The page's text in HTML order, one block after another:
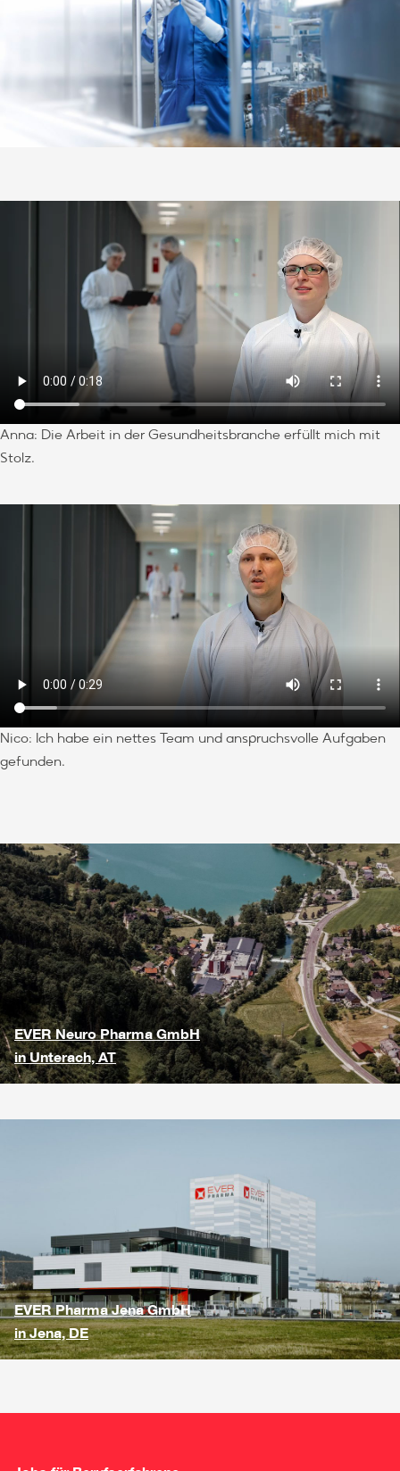
Anna: Die Arbeit in der Gesundheitsbranche erfüllt mich mit
Stolz.
Nico: Ich habe ein nettes Team und anspruchsvolle Aufgaben
gefunden.
EVER Neuro Pharma GmbH
in Unterach, AT
EVER Pharma Jena GmbH
in Jena, DE